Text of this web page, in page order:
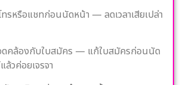
ทรหรือแชทก่อนนัดหน้า — ลดเวลาเสียเปล่า
ดคล้องกับใบสมัคร — แก้ใบสมัครก่อนนัด
วค่อยเจรจา